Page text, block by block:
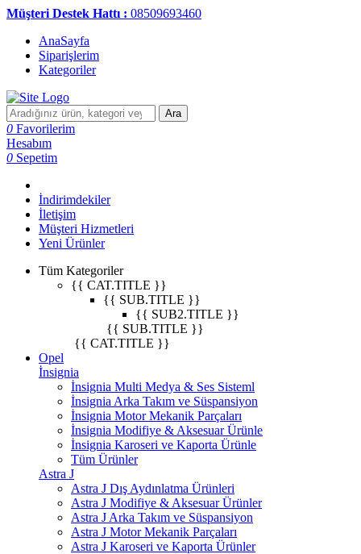
Müşteri Destek Hattı : 08509693460
AnaSayfa
Siparişlerim
Kategoriler
Ara
0 Favorilerim
Hesabım
0 Sepetim
İndirimdekiler
İletişim
Müşteri Hizmetleri
Yeni Ürünler
Tüm Kategoriler
{{ CAT.TITLE }}
{{ SUB.TITLE }}
{{ SUB2.TITLE }}
{{ SUB.TITLE }}
{{ CAT.TITLE }}
Opel
İnsignia
İnsignia Multi Medya & Ses Sisteml
İnsignia Arka Takım ve Süspansiyon
İnsignia Motor Mekanik Parçaları
İnsignia Modifiye & Aksesuar Ürünle
İnsignia Karoseri ve Kaporta Ürünle
Tüm Ürünler
Astra J
Astra J Dış Aydınlatma Ürünleri
Astra J Modifiye & Aksesuar Ürünler
Astra J Arka Takım ve Süspansiyon
Astra J Motor Mekanik Parçaları
Astra J Karoseri ve Kaporta Ürünler